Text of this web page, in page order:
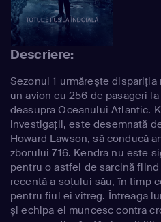
Descriere:
Sezonul 1 urmărește dispariția
un avion cu 256 de pasageri
deasupra Oceanului Atlantic.
investigații, este desemnată
Howard Lawson, să conducă
zborului 716. Kendra nu este
pentru o astfel de sarcină
recentă a soțului său, în timp
pentru fiul ei vitreg. Întreaga
și echipa ei muncesc contra